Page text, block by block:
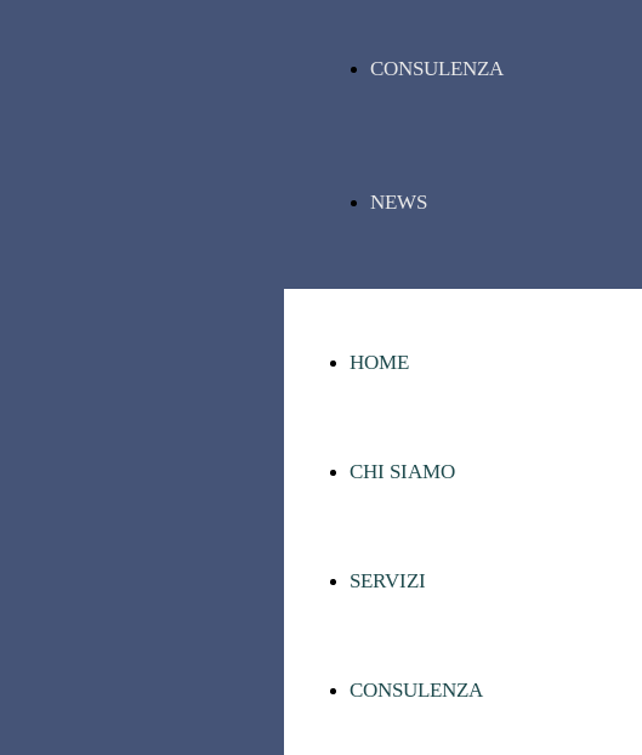
CONSULENZA
NEWS
HOME
CHI SIAMO
SERVIZI
CONSULENZA